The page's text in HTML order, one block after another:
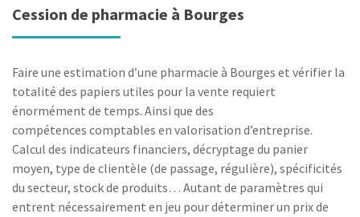
Cession de pharmacie à Bourges
Faire une estimation d’une pharmacie à Bourges et vérifier la
totalité des papiers utiles pour la vente requiert
énormément de temps. Ainsi que des
compétences comptables en valorisation d’entreprise.
Calcul des indicateurs financiers, décryptage du panier
moyen, type de clientèle (de passage, régulière), spécificités
du secteur, stock de produits… Autant de paramètres qui
entrent nécessairement en jeu pour déterminer un prix de